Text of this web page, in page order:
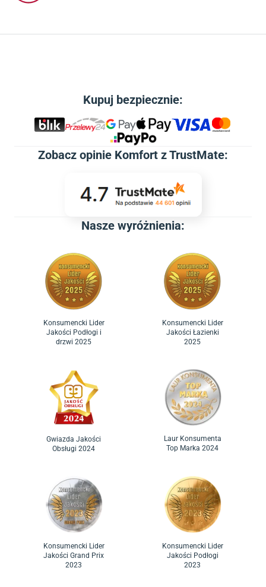
Kupuj bezpiecznie:
Zobacz opinie Komfort z TrustMate:
Nasze wyróżnienia:
Konsumencki Lider
Jakości Podłogi i
drzwi 2025
Konsumencki Lider
Jakości Łazienki
2025
Gwiazda Jakości
Obsługi 2024
Laur Konsumenta
Top Marka 2024
Konsumencki Lider
Jakości Grand Prix
2023
Konsumencki Lider
Jakości Podłogi
2023